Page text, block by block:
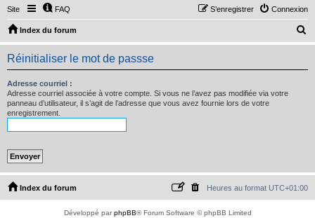
Site FAQ Connexion
S’enregistrer
Index du forum
e
Réinitialiser le mot de passse
Adresse courriel :
Adresse courriel associée à votre compte. Si vous ne l’avez pas modifiée via votre
panneau d’utilisateur, il s’agit de l’adresse que vous avez fournie lors de votre
enregistrement.
Index du forum Heures au format UTC+01:00
Développé parphpBB® Forum Software © phpBB Limited